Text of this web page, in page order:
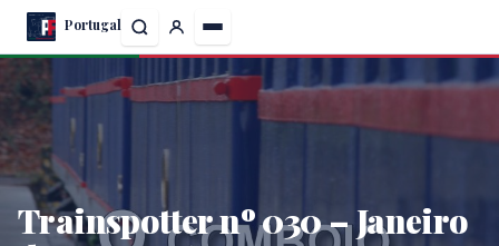
Skip
content
Portugal
Trainspotter nº 030 – Janeiro